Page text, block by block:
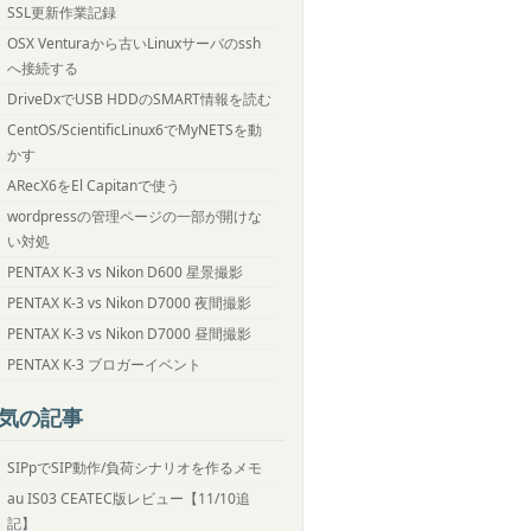
SSL更新作業記録
OSX Venturaから古いLinuxサーバのssh
へ接続する
DriveDxでUSB HDDのSMART情報を読む
CentOS/ScientificLinux6でMyNETSを動
かす
ARecX6をEl Capitanで使う
wordpressの管理ページの一部が開けな
い対処
PENTAX K-3 vs Nikon D600 星景撮影
PENTAX K-3 vs Nikon D7000 夜間撮影
PENTAX K-3 vs Nikon D7000 昼間撮影
PENTAX K-3 ブロガーイベント
の記事
SIPpでSIP動作/負荷シナリオを作るメモ
au IS03 CEATEC版レビュー【11/10追
記】